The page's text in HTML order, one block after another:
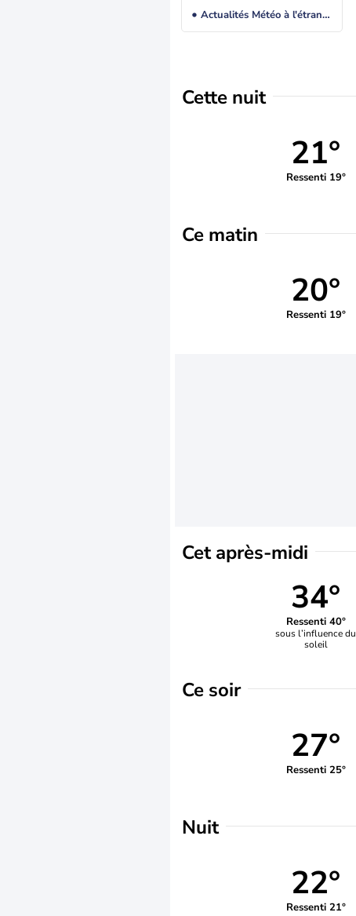
Actualités Météo à l'étranger
Cette nuit
21°
Ressenti 19°
Ce matin
20°
Ressenti 19°
Cet après-midi
34°
Ressenti 40°
sous l’influence du
soleil
Ce soir
27°
Ressenti 25°
Nuit
22°
Ressenti 21°